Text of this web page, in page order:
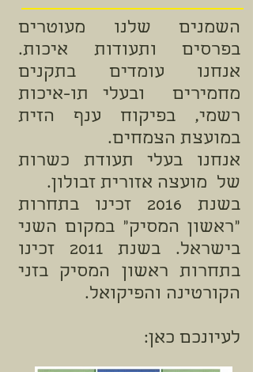
השמנים שלנו מעוטרים
בפרסים ותעודות איכות.
אנחנו עומדים בתקנים
מחמירים ובעלי תו-איכות
רשמי, בפיקוח ענף הזית
במועצת הצמחים.
אנחנו בעלי תעודת כשרות
של מועצה אזורית זבולון.
בשנת 2016 זכינו בתחרות
"ראשון המסיק" במקום השני
בישראל. בשנת 2011 זכינו
בתחרות ראשון המסיק בזני
הקורטינה והפיקואל.
לעיונכם כאן: